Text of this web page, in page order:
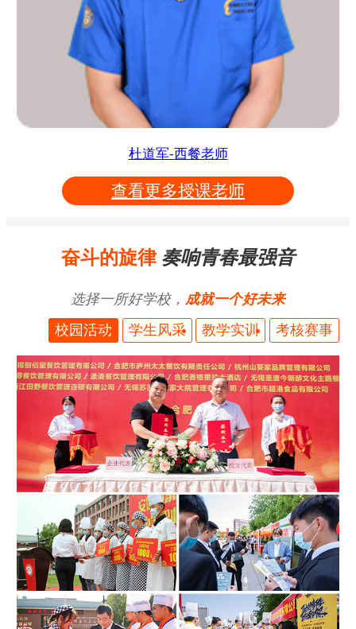
杜道军-西餐老师
查看更多授课老师
奋斗的旋律奏响青春最强音
选择一所好学校， 成就一个好未来
校园活动
学生风采 教学实训 考核赛事